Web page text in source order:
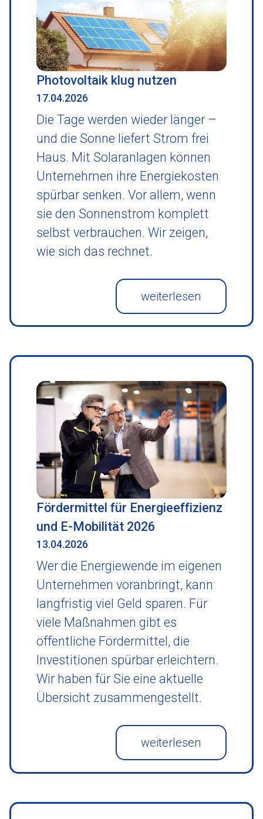
Photovoltaik klug nutzen
17.04.2026
Die Tage werden wieder länger –
und die Sonne liefert Strom frei
Haus. Mit Solaranlagen können
Unternehmen ihre Energiekosten
spürbar senken. Vor allem, wenn
sie den Sonnenstrom komplett
selbst verbrauchen. Wir zeigen,
wie sich das rechnet.
weiterlesen
Fördermittel für Energieeffizienz
und E-Mobilität 2026
13.04.2026
Wer die Energiewende im eigenen
Unternehmen voranbringt, kann
langfristig viel Geld sparen. Für
viele Maßnahmen gibt es
öffentliche Fördermittel, die
Investitionen spürbar erleichtern.
Wir haben für Sie eine aktuelle
Übersicht zusammengestellt.
weiterlesen